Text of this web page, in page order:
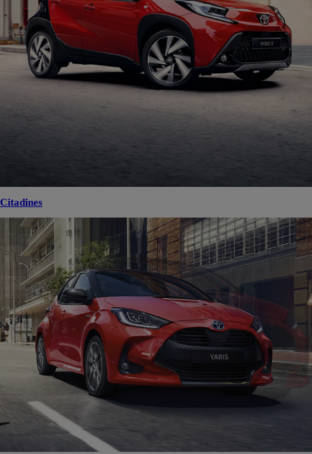
Citadines